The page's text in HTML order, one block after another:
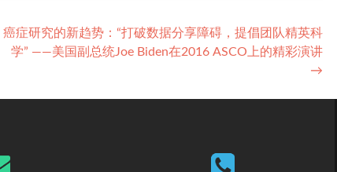
癌症研究的新趋势：“打破数据分享障碍，提倡团队精英科
学” ——美国副总统Joe Biden在2016 ASCO上的精彩演讲
→